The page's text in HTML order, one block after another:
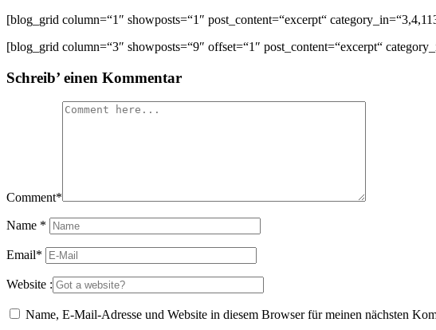
[blog_grid column=“1″ showposts=“1″ post_content=“excerpt“
[blog_grid column=“3″ showposts=“9″ offset=“1″ post_content=“excerpt“
Schreib’ einen Kommentar
Comment*
Name *
Email*
Website :
Name, E-Mail-Adresse und Website in diesem Browser für meinen nächsten